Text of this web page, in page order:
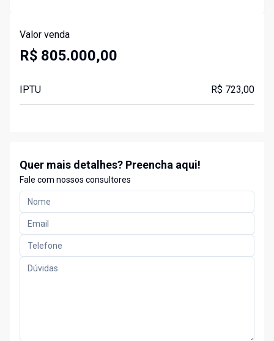
Valor venda
R$ 805.000,00
IPTU R$ 723,00
Quer mais detalhes? Preencha aqui!
Fale com nossos consultores